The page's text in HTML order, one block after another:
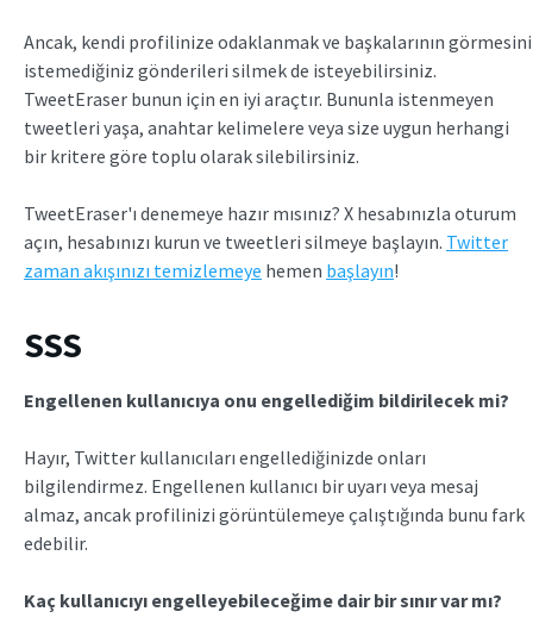
Ancak, kendi profilinize odaklanmak ve başkalarının görmesini
istemediğiniz gönderileri silmek de isteyebilirsiniz.
TweetEraser bunun için en iyi araçtır. Bununla istenmeyen
tweetleri yaşa, anahtar kelimelere veya size uygun herhangi
bir kritere göre toplu olarak silebilirsiniz.
TweetEraser'ı denemeye hazır mısınız? X hesabınızla oturum
açın, hesabınızı kurun ve tweetleri silmeye başlayın. Twitter
zaman akışınızı temizlemeye hemen başlayın!
SSS
Engellenen kullanıcıya onu engellediğim bildirilecek mi?
Hayır, Twitter kullanıcıları engellediğinizde onları
bilgilendirmez. Engellenen kullanıcı bir uyarı veya mesaj
almaz, ancak profilinizi görüntülemeye çalıştığında bunu fark
edebilir.
Kaç kullanıcıyı engelleyebileceğime dair bir sınır var mı?